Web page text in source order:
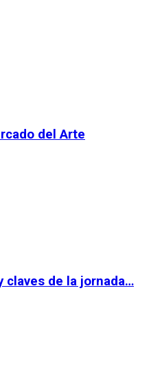
del Arte
claves de la jornada…